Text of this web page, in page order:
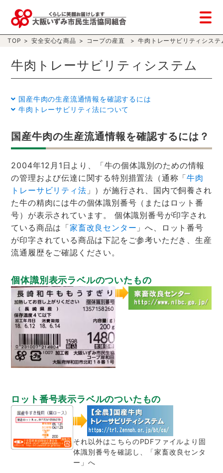
TOP > 安全安心な商品 > コープの産直 > 牛肉トレーサビリティシステ
牛肉トレーサビリティシステム
国産牛肉の生産流通情報を確認するには
牛肉トレーサビリティ法について
国産牛肉の生産流通情報を確認するには？
2004年12月1日より、「牛の個体識別のための情報
の管理および伝達に関する特別措置法（通称「牛肉
トレーサビリティ法 」）が施行され、国内で飼養され
た牛の精肉には牛の個体識別番号（またはロット番
号）が表示されています。 個体識別番号が印字され
ている商品は「家畜改良センター 」へ、ロット番号
が印字されている商品は下記をご参考いただき、生産
流通履歴をご確認ください。
個体識別表示ラベルのついたもの
ロット番号表示ラベルのついたもの
それ以外はこちらのPDFファイルより固
体識別番号を確認し、「家畜改良センタ
ー」へ